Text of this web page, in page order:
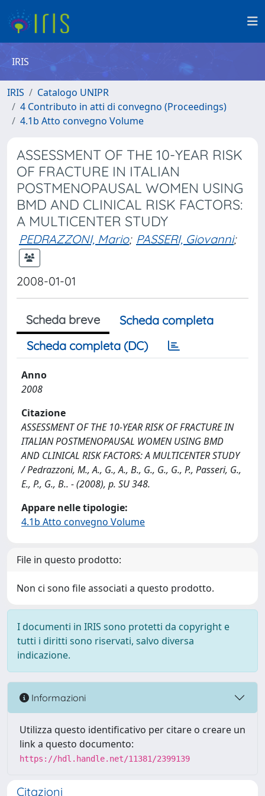
IRIS
IRIS
Catalogo UNIPR
4 Contributo in atti di convegno (Proceedings)
4.1b Atto convegno Volume
ASSESSMENT OF THE 10-YEAR RISK
OF FRACTURE IN ITALIAN
POSTMENOPAUSAL WOMEN USING
BMD AND CLINICAL RISK FACTORS:
A MULTICENTER STUDY
PEDRAZZONI, Mario; PASSERI, Giovanni;
2008-01-01
Scheda breve
Scheda completa
Scheda completa (DC)
Anno
2008
Citazione
ASSESSMENT OF THE 10-YEAR RISK OF FRACTURE IN
ITALIAN POSTMENOPAUSAL WOMEN USING BMD
AND CLINICAL RISK FACTORS: A MULTICENTER STUDY
/ Pedrazzoni, M., A., G., A., B., G., G., G., P., Passeri, G.,
E., P., G., B.. - (2008), p. SU 348.
Appare nelle tipologie:
4.1b Atto convegno Volume
File in questo prodotto:
Non ci sono file associati a questo prodotto.
I documenti in IRIS sono protetti da copyright e
tutti i diritti sono riservati, salvo diversa
indicazione.
Informazioni
Utilizza questo identificativo per citare o creare un
link a questo documento:
https://hdl.handle.net/11381/2399139
Citazioni